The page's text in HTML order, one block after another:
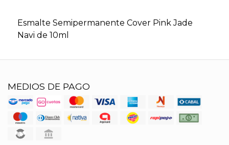
Esmalte Semipermanente Cover Pink Jade
Navi de 10ml
MEDIOS DE PAGO